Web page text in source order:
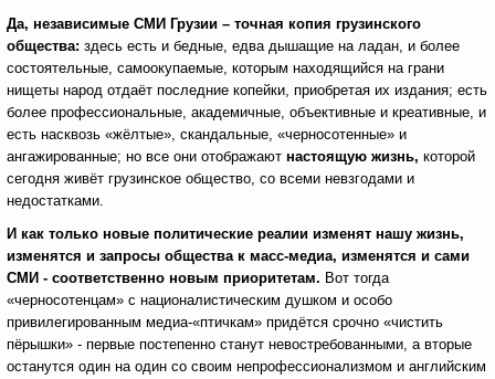
Да, независимые СМИ Грузии – точная копия грузинского
общества: здесь есть и бедные, едва дышащие на ладан, и более
состоятельные, самоокупаемые, которым находящийся на грани
нищеты народ отдаёт последние копейки, приобретая их издания; есть
более профессиональные, академичные, объективные и креативные, и
есть насквозь «жёлтые», скандальные, «черносотенные» и
ангажированные; но все они отображают настоящую жизнь, которой
сегодня живёт грузинское общество, со всеми невзгодами и
недостатками.
И как только новые политические реалии изменят нашу жизнь,
изменятся и запросы общества к масс-медиа, изменятся и сами
СМИ - соответственно новым приоритетам. Вот тогда
«черносотенцам» с националистическим душком и особо
привилегированным медиа-«птичкам» придётся срочно «чистить
пёрышки» - первые постепенно станут невостребованными, а вторые
останутся один на один со своим непрофессионализмом и английским